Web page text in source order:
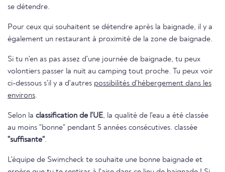
se détendre.
Pour ceux qui souhaitent se détendre après la baignade, il y a
également un restaurant à proximité de la zone de baignade.
Si tu n'en as pas assez d'une journée de baignade, tu peux
volontiers passer la nuit au camping tout proche. Tu peux voir
ci-dessous s'il y a d'autres possibilités d'hébergement dans les
environs.
Selon la classification de l'UE, la qualité de l'eau a été classée
au moins "bonne" pendant 5 années consécutives. classée
"suffisante".
L'équipe de Swimcheck te souhaite une bonne baignade et